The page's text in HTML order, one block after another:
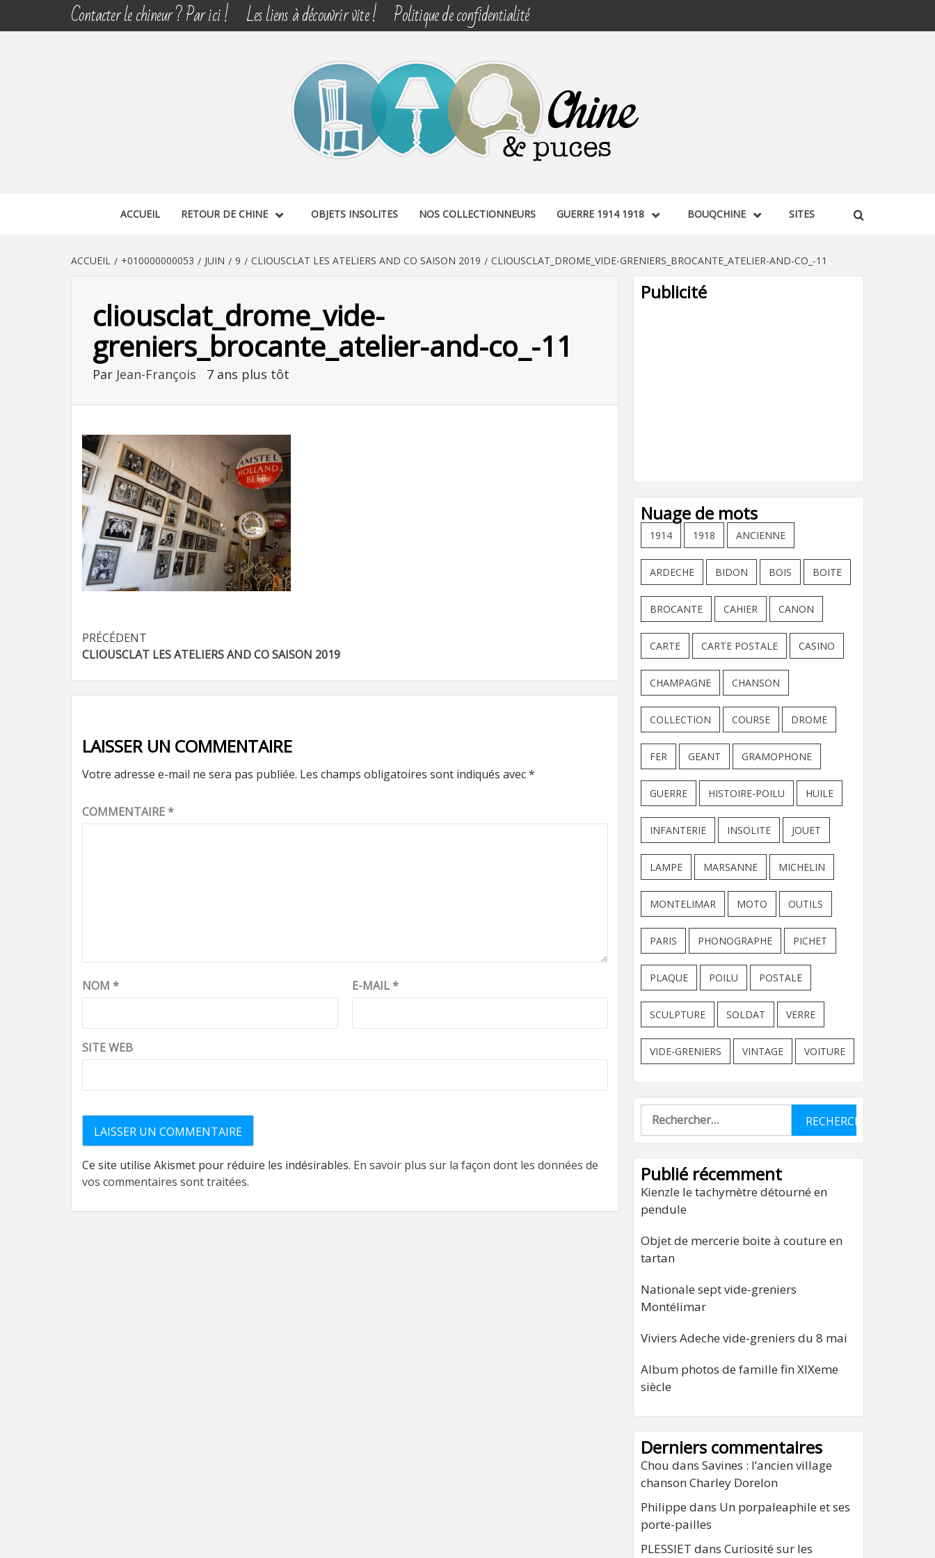
Contacter le chineur ? Par ici ! Les liens à découvrir vite ! Politique de confidentialité
CHINE & PUCES
ACCUEIL RETOUR DE CHINE OBJETS INSOLITES NOS COLLECTIONNEURS GUERRE 1914 1918 BOUQCHINE SITES
ACCUEIL +010000000053 JUIN 9 CLIOUSCLAT LES ATELIERS AND CO SAISON 2019 CLIOUSCLAT_DROME_VIDE-GRENIERS_BROCANTE_ATELIER-AND-CO_-11
cliousclat_drome_vide-
greniers_brocante_atelier-and-co_-11
Par Jean-François 7 ans plus tôt
Navigation
d’article
PRÉCÉDENT
CLIOUSCLAT LES ATELIERS AND CO SAISON 2019
LAISSER UN COMMENTAIRE
Votre adresse e-mail ne sera pas publiée. Les champs obligatoires sont indiqués avec*
COMMENTAIRE*
NOM * E-MAIL*
SITE WEB
Ce site utilise Akismet pour réduire les indésirables. En savoir plus sur la façon dont les données de
vos commentaires sont traitées.
Publicité
Nuage de mots
1914 1918 ANCIENNE
ARDECHE BIDON BOIS BOITE
BROCANTE CAHIER CANON
CARTE CARTE POSTALE CASINO
CHAMPAGNE CHANSON
COLLECTION COURSE DROME
FER GEANT GRAMOPHONE
GUERRE HISTOIRE-POILU HUILE
INFANTERIE INSOLITE JOUET
LAMPE MARSANNE MICHELIN
MONTELIMAR MOTO OUTILS
PARIS PHONOGRAPHE PICHET
PLAQUE POILU POSTALE
SCULPTURE SOLDAT VERRE
VIDE-GRENIERS VINTAGE VOITURE
Rechercher :
Publié récemment
Kienzle le tachymètre détourné en
pendule
Objet de mercerie boite à couture en
tartan
Nationale sept vide-greniers
Montélimar
Viviers Adeche vide-greniers du 8 mai
Album photos de famille fin XIXeme
siècle
Derniers commentaires
Chou dans Savines : l’ancien village
chanson Charley Dorelon
Philippe dans Un porpaleaphile et ses
porte-pailles
PLESSIET dans Curiosité sur les